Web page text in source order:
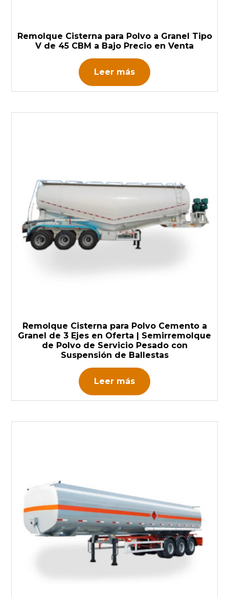
Remolque Cisterna para Polvo a Granel Tipo
V de 45 CBM a Bajo Precio en Venta
Leer más
Remolque Cisterna para Polvo Cemento a
Granel de 3 Ejes en Oferta | Semirremolque
de Polvo de Servicio Pesado con
Suspensión de Ballestas
Leer más